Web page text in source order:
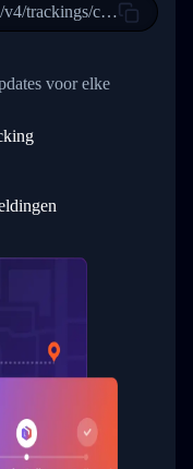
Facility
03-06 15:28:00",
"Shipment
trackings/create
voor elke